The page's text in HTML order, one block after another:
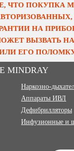
ЧТО ПОКУПКА
НА
ВЫЗВАТЬ
ЕГО
Наркозно-
Аппараты ИВЛ
Дефибрилляторы
Инфузионные и